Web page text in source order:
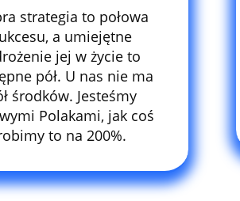
strategia to połowa
a umiejętne
jej w życie to
pół. U nas nie ma
środków. Jesteśmy
Polakami, jak coś
to na 200%.